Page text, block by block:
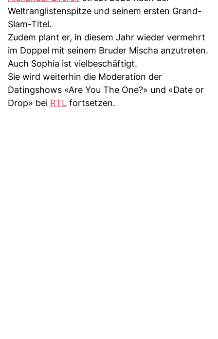
Weltranglistenspitze und seinem ersten Grand-
Slam-Titel.
Zudem plant er, in diesem Jahr wieder vermehrt
im Doppel mit seinem Bruder Mischa anzutreten.
Auch Sophia ist vielbeschäftigt.
Sie wird weiterhin die Moderation der
Datingshows «Are You The One?» und «Date or
Drop» bei RTL fortsetzen.